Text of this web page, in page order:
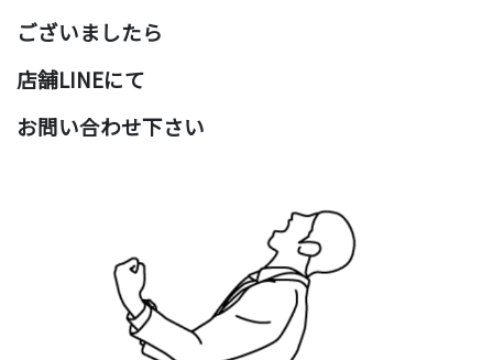
ございましたら
店舗LINEにて
お問い合わせ下さい